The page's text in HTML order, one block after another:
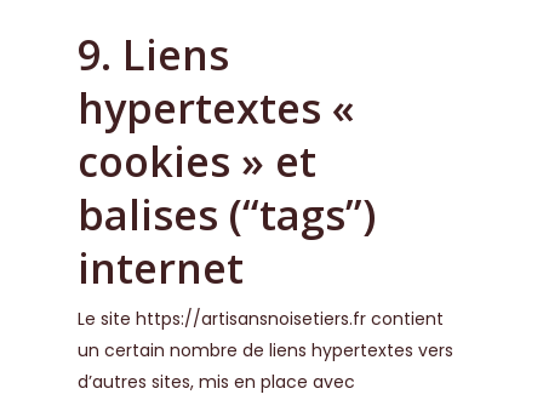
9. Liens
hypertextes «
cookies » et
balises (“tags”)
internet
Le site https://artisansnoisetiers.fr contient
un certain nombre de liens hypertextes vers
d’autres sites, mis en place avec